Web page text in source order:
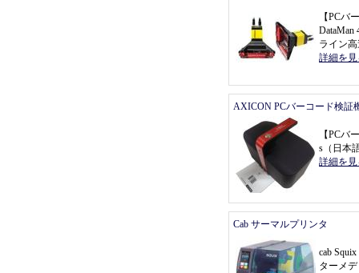
【PCバ
ライン
詳細を
AXICON PCバーコード検証
【PCバ
s （ 日本
詳細を
Cab サーマルプリンタ
cab
ターメ